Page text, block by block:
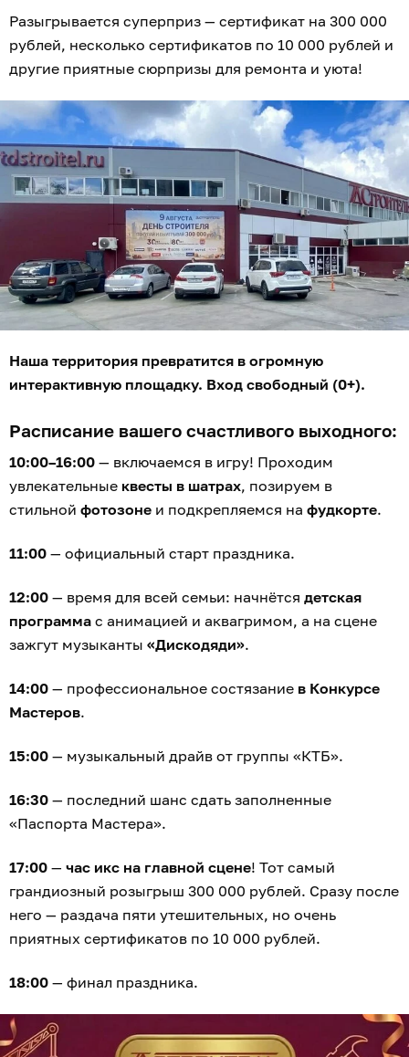
Разыгрывается суперприз — сертификат на 300 000
рублей, несколько сертификатов по 10 000 рублей и
другие приятные сюрпризы для ремонта и уюта!
Наша территория превратится в огромную
интерактивную площадку. Вход свободный (0+).
Расписание вашего счастливого выходного:
10:00–16:00 — включаемся в игру! Проходим
увлекательные квесты в шатрах, позируем в
стильной фотозоне и подкрепляемся на фудкорте.
11:00 — официальный старт праздника.
12:00 — время для всей семьи: начнётся детская
программа с анимацией и аквагримом, а на сцене
зажгут музыканты «Дискодяди».
14:00 — профессиональное состязание в Конкурсе
Мастеров.
15:00 — музыкальный драйв от группы «КТБ».
16:30 — последний шанс сдать заполненные
«Паспорта Мастера».
17:00 — час икс на главной сцене! Тот самый
грандиозный розыгрыш 300 000 рублей. Сразу после
него — раздача пяти утешительных, но очень
приятных сертификатов по 10 000 рублей.
18:00 — финал праздника.